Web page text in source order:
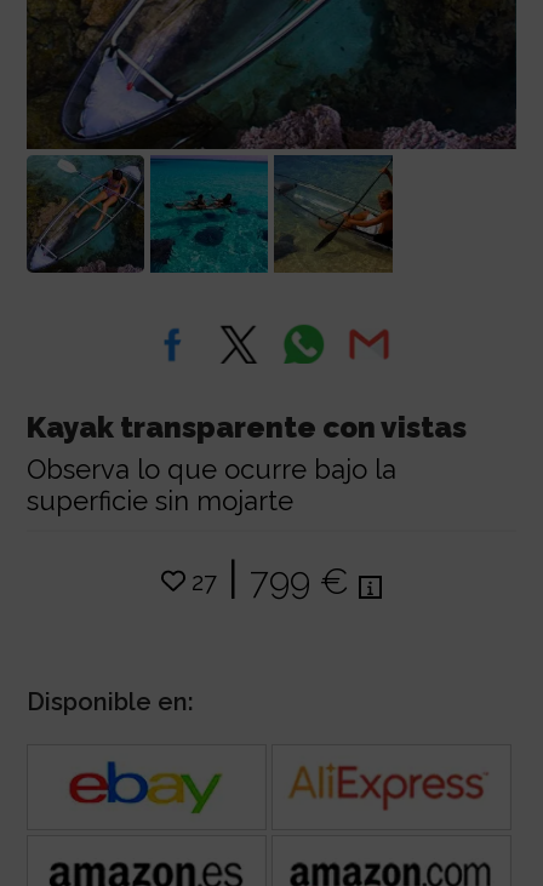
Kayak transparente con vistas
Observa lo que ocurre bajo la
superficie sin mojarte
27| 799 €
Disponible en: